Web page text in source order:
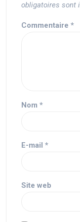
obligatoires sont
Commentaire *
Nom *
E-mail *
Site web